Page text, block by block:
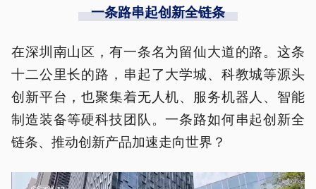
一条路串起创新全链条
在深圳南山区，有一条名为留仙大道的路。这条
十二公里长的路，串起了大学城、科教城等源头
创新平台，也聚集着无人机、服务机器人、智能
制造装备等硬科技团队。一条路如何串起创新全
链条、推动创新产品加速走向世界？